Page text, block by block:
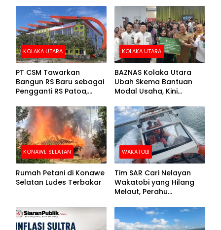
KOLAKA UTARA
PT CSM Tawarkan
Bangun RS Baru sebagai
Pengganti RS Patoa,
Kolut
KOLAKA UTARA
BAZNAS Kolaka Utara
Ubah Skema Bantuan
Modal Usaha, Kini
Barang Senilai Rp419,5
Juta
KONAWE SELATAN
Rumah Petani di Konawe
Selatan Ludes Terbakar
WAKATOBI
Tim SAR Cari Nelayan
Wakatobi yang Hilang
Melaut, Perahu
Kemasukan Air